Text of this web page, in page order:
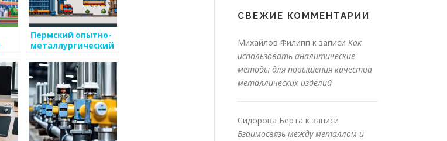
Пермский опытно-
металлургический
завод
СВЕЖИЕ КОММЕНТАРИИ
Михайлов Филипп к записи Как
использовать аналитические
методы для повышения качества
металлических изделий
Сидорова Берта к записи
Взаимосвязь между металлом и